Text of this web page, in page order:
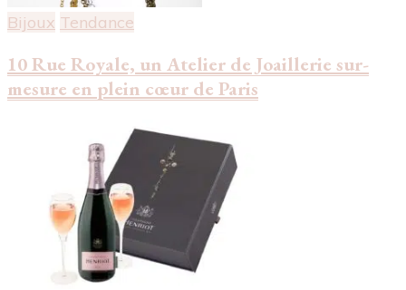
Bijoux Tendance
10 Rue Royale, un Atelier de Joaillerie sur-
mesure en plein cœur de Paris